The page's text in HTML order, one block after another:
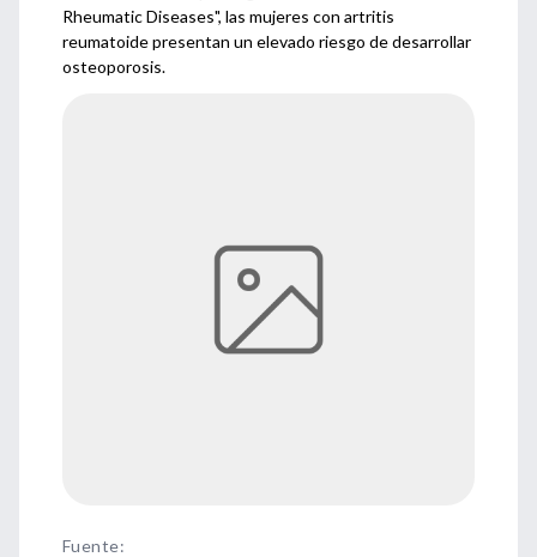
Rheumatic Diseases", las mujeres con artritis
reumatoide presentan un elevado riesgo de desarrollar
osteoporosis.
Fuente: